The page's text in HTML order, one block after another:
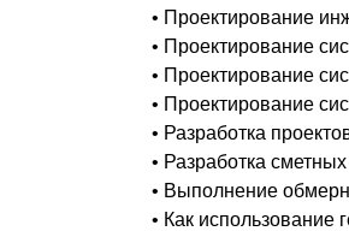
• Проектирование
• Проектирование
• Проектирование
• Проектирование
• Разработка
• Разработка
• Выполнение
• Как использование